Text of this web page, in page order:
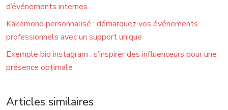
d’événements internes
Kakemono personnalisé : démarquez vos événements
professionnels avec un support unique
Exemple bio instagram : s’inspirer des influenceurs pour une
présence optimale
Articles similaires